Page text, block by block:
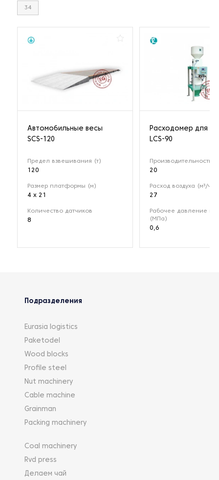
34
Автомобильные весы
SCS-120
Предел взвешивания (т)
120
Размер платформы (м)
4 x 21
Количество датчиков
8
Расходомер для
LCS-90
Производительность
20
Расход воздуха (м³/ч)
27
Рабочее давление
(МПа)
0,6
Подразделения
Eurasia logistics
Paketodel
Wood blocks
Profile steel
Nut machinery
Cable machine
Grainman
Packing machinery
Coal machinery
Rvd press
Делаем чай